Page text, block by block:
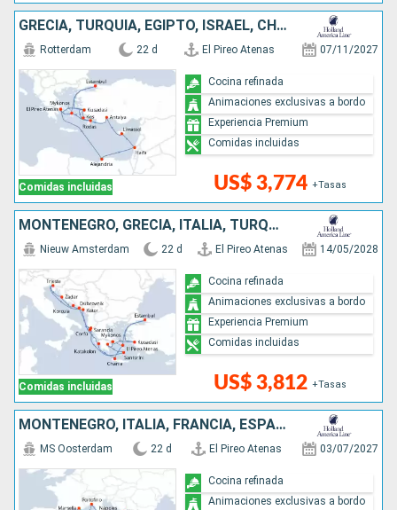
GRECIA, TURQUÍA, EGIPTO, ISRAEL, CHIPRE
Comidas incluidas
Rotterdam 22 d El Pireo Atenas 07/11/2027
US$ 3,774 +Tasas
Cocina refinada
Animaciones exclusivas a bordo
Experiencia Premium
Comidas incluidas
MONTENEGRO, GRECIA, ITALIA, TURQUÍA, CROACIA, ALBANIA
Comidas incluidas
Nieuw Amsterdam 22 d El Pireo Atenas 14/05/2028
US$ 3,812 +Tasas
Cocina refinada
Animaciones exclusivas a bordo
Experiencia Premium
Comidas incluidas
MONTENEGRO, ITALIA, FRANCIA, ESPAÑA, MALTA, GRECIA, TURQUÍA
MS Oosterdam 22 d El Pireo Atenas 03/07/2027
Cocina refinada
Animaciones exclusivas a bordo